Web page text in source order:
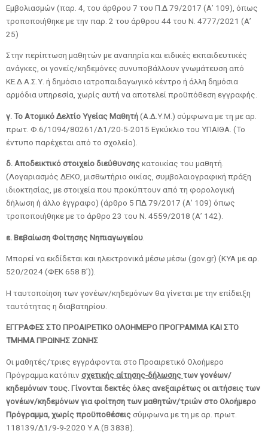
Εμβολιασμών (παρ. 4, του άρθρου 7 του Π.Δ 79/2017 (Α’ 109), όπως
τροποποιήθηκε με την παρ. 2 του άρθρου 44 του Ν. 4777/2021 (Α’
25)
Στην περίπτωση μαθητών με αναπηρία και ειδικές εκπαιδευτικές
ανάγκες, οι γονείς/κηδεμόνες συνυποβάλλουν γνωμάτευση από
ΚΕ.Δ.Α.Σ.Υ. ή δημόσιο ιατροπαιδαγωγικό κέντρο ή άλλη δημόσια
αρμόδια υπηρεσία, χωρίς αυτή να αποτελεί προϋπόθεση εγγραφής.
γ. Το Ατομικό Δελτίο Υγείας Μαθητή(Α.Δ.Υ.Μ.) σύμφωνα με τη με αρ.
πρωτ. Φ.6/1094/80261/Δ1/20-5-2015 Εγκύκλιο του ΥΠΑΙΘΑ. (Το
έντυπο παρέχεται από το σχολείο).
δ. Αποδεικτικό στοιχείο διεύθυνσηςκατοικίας του μαθητή.
(Λογαριασμός ΔΕΚΟ, μισθωτήριο οικίας, συμβολαιογραφική πράξη
ιδιοκτησίας, με στοιχεία που προκύπτουν από τη φορολογική
δήλωση ή άλλο έγγραφο) (άρθρο 5 ΠΔ 79/2017 (Α’ 109) όπως
τροποποιήθηκε με το άρθρο 23 του Ν. 4559/2018 (Α’ 142).
ε. Βεβαίωση Φοίτησης Νηπιαγωγείου
Μπορεί να εκδίδεται και ηλεκτρονικά μέσω μέσω (gov.gr) (KYA με αρ.
520/2024 (ΦΕΚ 658 Β’)).
Η ταυτοποίηση των γονέων/κηδεμόνων θα γίνεται με την επίδειξη
ταυτότητας η διαβατηρίου.
ΕΓΓΡΑΦΕΣ ΣΤΟ ΠΡΟΑΙΡΕΤΙΚΟ ΟΛΟΗΜΕΡΟ ΠΡΟΓΡΑΜΜΑ ΚΑΙ ΣΤΟ
ΤΜΗΜΑ ΠΡΩΙΝΗΣ ΖΩΝΗΣ
Οι μαθητές/τριες εγγράφονται στο Προαιρετικό Ολοήμερο
Πρόγραμμα κατόπιν σχετικής αίτησης-δήλωσηςτων γονέων/
κηδεμόνων τους. Γίνονται δεκτές όλες ανεξαιρέτως οι αιτήσεις των
γονέων/κηδεμόνων για φοίτηση των μαθητών/τριών στο Ολοήμερο
Πρόγραμμα, χωρίς προϋποθέσειςσύμφωνα με τη με αρ. πρωτ.
118139/Δ1/9-9-2020 Υ.Α.(Β 3838).